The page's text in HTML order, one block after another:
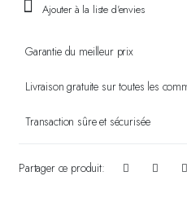
Ajouter à la liste d'envies
Garantie du meilleur prix
Livraison gratuite sur toutes les
Transaction sûre et sécurisée
Partager ce produit: